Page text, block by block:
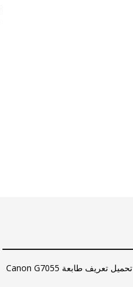
تحميل تعريف طابعة Canon G7055